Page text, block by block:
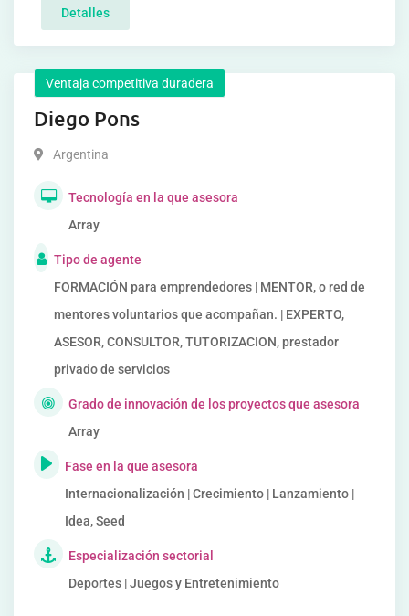
Detalles
Ventaja competitiva duradera
Diego Pons
Argentina
Tecnología en la que asesora
Array
Tipo de agente
FORMACIÓN para emprendedores | MENTOR, o red de
mentores voluntarios que acompañan. | EXPERTO,
ASESOR, CONSULTOR, TUTORIZACION, prestador
privado de servicios
Grado de innovación de los proyectos que asesora
Array
Fase en la que asesora
Internacionalización | Crecimiento | Lanzamiento |
Idea, Seed
Especialización sectorial
Deportes | Juegos y Entretenimiento